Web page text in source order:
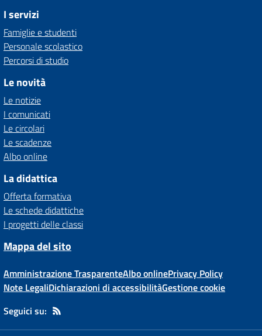
I servizi
Famiglie e studenti
Personale scolastico
Percorsi di studio
Le novità
Le notizie
I comunicati
Le circolari
Le scadenze
Albo online
La didattica
Offerta formativa
Le schede didattiche
I progetti delle classi
Mappa del sito
Amministrazione TrasparenteAlbo onlinePrivacy Policy
Note LegaliDichiarazioni di accessibilitàGestione cookie
Seguici su: